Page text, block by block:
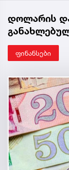
დოლარის
ფინანსები